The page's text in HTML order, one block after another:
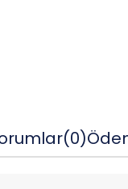
(0)